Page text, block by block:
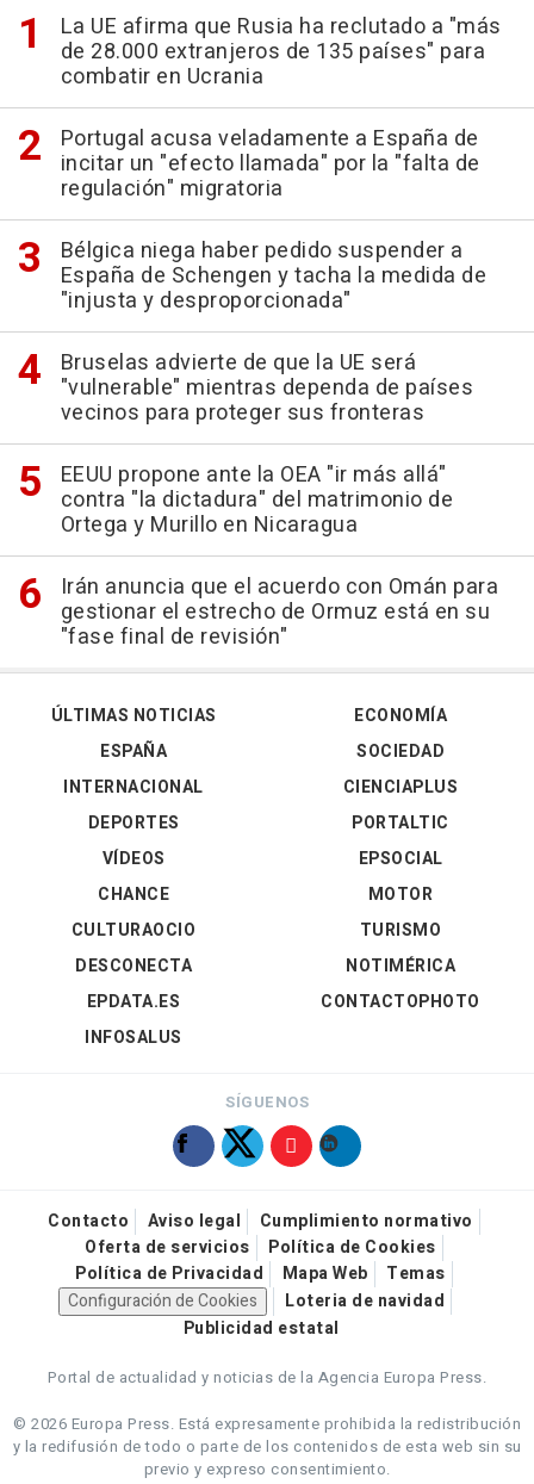
La UE afirma que Rusia ha reclutado a "más
de 28.000 extranjeros de 135 países" para
combatir en Ucrania
Portugal acusa veladamente a España de
incitar un "efecto llamada" por la "falta de
regulación" migratoria
Bélgica niega haber pedido suspender a
España de Schengen y tacha la medida de
"injusta y desproporcionada"
Bruselas advierte de que la UE será
"vulnerable" mientras dependa de países
vecinos para proteger sus fronteras
EEUU propone ante la OEA "ir más allá"
contra "la dictadura" del matrimonio de
Ortega y Murillo en Nicaragua
Irán anuncia que el acuerdo con Omán para
gestionar el estrecho de Ormuz está en su
"fase final de revisión"
ÚLTIMAS NOTICIAS
ESPAÑA
INTERNACIONAL
DEPORTES
VÍDEOS
ECONOMÍA
SOCIEDAD
CIENCIAPLUS
PORTALTIC
EPSOCIAL
CHANCE
CULTURAOCIO
DESCONECTA
EPDATA.ES
INFOSALUS
MOTOR
TURISMO
NOTIMÉRICA
CONTACTOPHOTO
SÍGUENOS
Contacto Aviso legal
Cumplimiento normativo
Oferta de servicios
Política de Cookies
Política de Privacidad
Mapa Web
Temas
Configuración de Cookies
Loteria de navidad
Publicidad estatal
Portal de actualidad y noticias de la Agencia Europa Press.
© 2026 Europa Press. Está expresamente prohibida la redistribución
y la redifusión de todo o parte de los contenidos de esta web sin su
previo y expreso consentimiento.